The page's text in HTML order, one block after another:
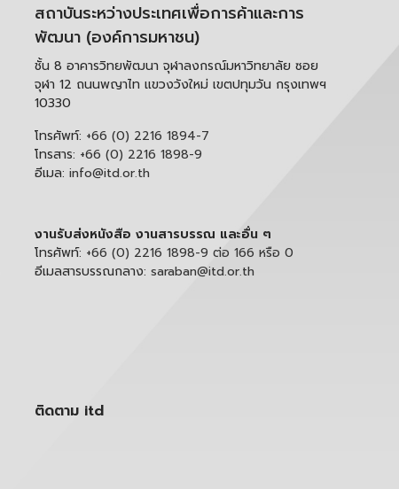
สถาบันระหว่างประเทศเพื่อการค้าและการ
พัฒนา (องค์การมหาชน)
ชั้น 8 อาคารวิทยพัฒนา จุฬาลงกรณ์มหาวิทยาลัย ซอย
จุฬา 12 ถนนพญาไท แขวงวังใหม่ เขตปทุมวัน กรุงเทพฯ
10330
โทรศัพท์: +66 (0) 2216 1894-7
โทรสาร: +66 (0) 2216 1898-9
อีเมล: info@itd.or.th
งานรับส่งหนังสือ งานสารบรรณ และอื่น ๆ
โทรศัพท์: +66 (0) 2216 1898-9 ต่อ 166 หรือ 0
อีเมลสารบรรณกลาง: saraban@itd.or.th
ติดตาม itd